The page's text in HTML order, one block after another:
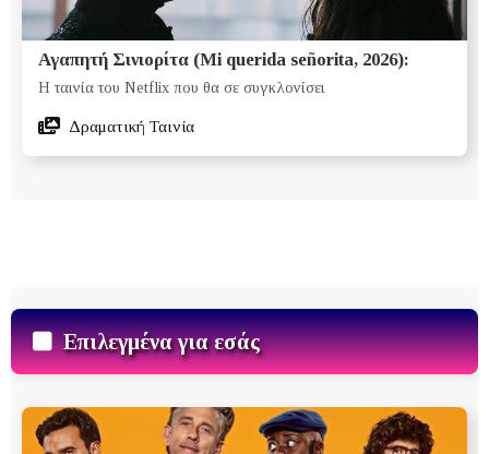
Αγαπητή Σινιορίτα (Mi querida señorita, 2026):
Η ταινία του Netflix που θα σε συγκλονίσει
Δραματική Ταινία
Επιλεγμένα για εσάς